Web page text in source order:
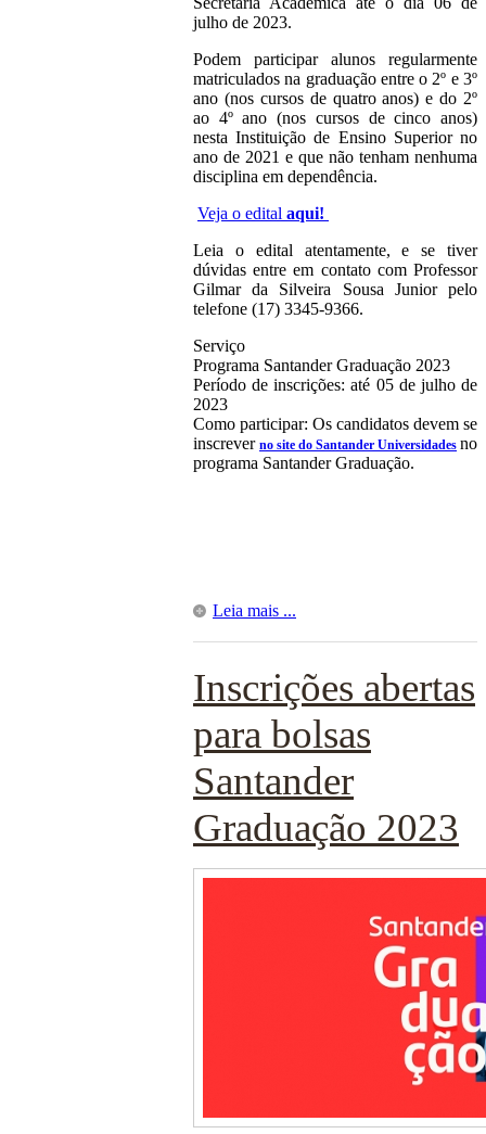
julho de 2023.
Podem participar alunos regularmente
matriculados na graduação entre o 2º e 3º
ano (nos cursos de quatro anos) e do 2º
ao 4º ano (nos cursos de cinco anos)
nesta Instituição de Ensino Superior no
ano de 2021 e que não tenham nenhuma
disciplina em dependência.
Veja o edital aqui!
Leia o edital atentamente, e se tiver
dúvidas entre em contato com Professor
Gilmar da Silveira Sousa Junior pelo
telefone (17) 3345-9366.
Serviço
Programa Santander Graduação 2023
Período de inscrições: até 05 de julho de
2023
Como participar: Os candidatos devem se
inscrever no site do Santander Universidades no
programa Santander Graduação.
Leia mais ...
Inscrições abertas
para bolsas
Santander
Graduação 2023